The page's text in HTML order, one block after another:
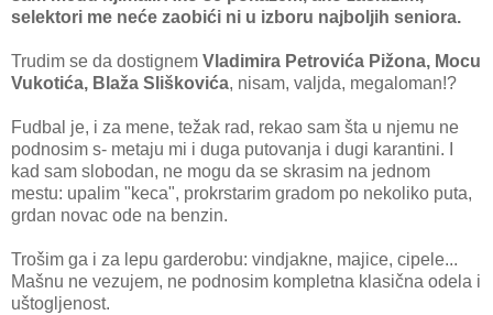
selektori me neće zaobići ni u izboru najboljih seniora.
Trudim se da dostignem Vladimira Petrovića Pižona, Mocu
Vukotića, Blaža Sliškovića, nisam, valjda, megaloman!?
Fudbal je, i za mene, težak rad, rekao sam šta u njemu ne
podnosim s- metaju mi i duga putovanja i dugi karantini. I
kad sam slobodan, ne mogu da se skrasim na jednom
mestu: upalim "keca", prokrstarim gradom po nekoliko puta,
grdan novac ode na benzin.
Trošim ga i za lepu garderobu: vindjakne, majice, cipele...
Mašnu ne vezujem, ne podnosim kompletna klasična odela i
uštogljenost.